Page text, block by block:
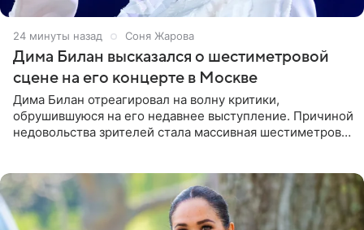
25 минут назад Соня Жарова
Дима Билан высказался о шестиметровой
сцене на его концерте в Москве
Дима Билан отреагировал на волну критики,
обрушившуюся на его недавнее выступление. Причиной
недовольства зрителей стала массивная шестиметровая